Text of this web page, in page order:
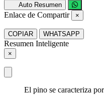
Auto Resumen
Enlace de Compartir ×
COPIAR WHATSAPP
Resumen Inteligente
×
El pino se caracteriza